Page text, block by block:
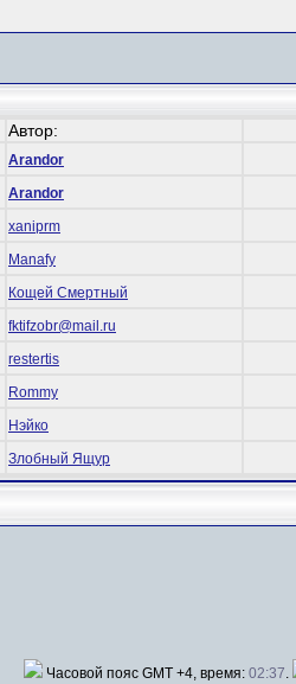
Автор:
Arandor
Arandor
xaniprm
Manafy
Кощей Смертный
fktifzobr@mail.ru
restertis
Rommy
Нэйко
Злобный Ящур
Часовой пояс GMT +4, время: 02:37